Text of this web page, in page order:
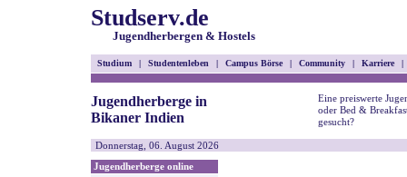
Studserv.de
Jugendherbergen & Hostels
Studium | Studentenleben | Campus Börse | Community | Karriere |
Jugendherberge in
Bikaner Indien
Eine preiswerte
oder Bed &
gesucht?
Donnerstag, 06. August 2026
Jugendherberge online